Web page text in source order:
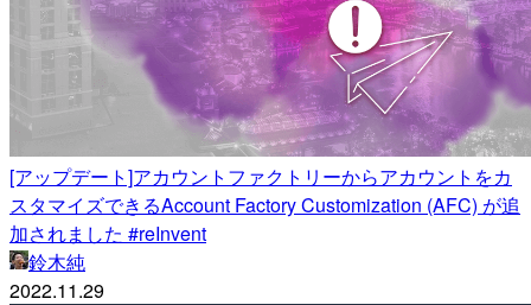
[アップデート]アカウントファクトリーからアカウントをカ
スタマイズできるAccount Factory Customization (AFC) が追
加されました #reInvent
鈴木純
2022.11.29